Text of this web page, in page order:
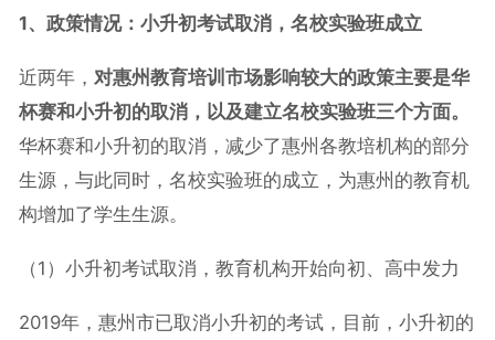
1、政策情况：小升初考试取消，名校实验班成立
近两年， 对惠州教育培训市场影响较大的政策主要是华
杯赛和小升初的取消，以及建立名校实验班三个方面。
华杯赛和小升初的取消，减少了惠州各教培机构的部分
生源，与此同时，名校实验班的成立，为惠州的教育机
构增加了学生生源。
（1）小升初考试取消，教育机构开始向初、高中发力
2019年，惠州市已取消小升初的考试，目前，小升初的